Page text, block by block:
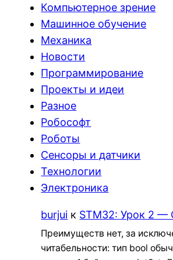
Компьютерное зрение
Машинное обучение
Механика
Новости
Программирование
Проекты и идеи
Разное
Робософт
Роботы
Сенсоры и датчики
Технологии
Электроника
burjui к STM32: Урок 2 —
Преимуществ нет, за
читабельности: тип bool